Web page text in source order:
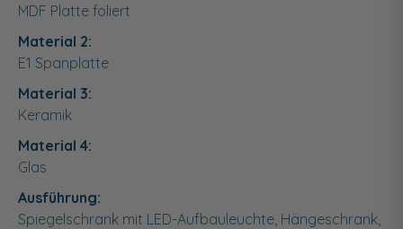
MDF Platte foliert
Material 2:
E1 Spanplatte
Material 3:
Keramik
Material 4:
Glas
Ausführung:
Spiegelschrank mit LED-Aufbauleuchte, Hängeschrank,